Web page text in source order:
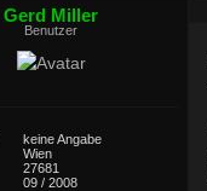
Gerd Miller
Benutzer
keine Angabe
Wien
27681
09 / 2008